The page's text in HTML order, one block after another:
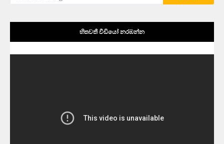
හිතවතී වීඩියෝ නරඹන්න